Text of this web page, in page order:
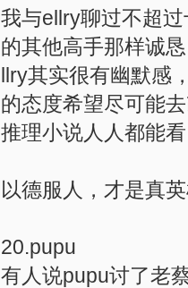
我与ellry聊过不超
的其他高手那样诚
llry其实很有幽默感
的态度希望尽可能去
推理小说人人都能
以德服人，才是真英
20.pupu
有人说pupu讨了老